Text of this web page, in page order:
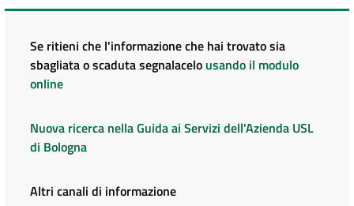
Se ritieni che l'informazione che hai trovato sia
sbagliata o scaduta segnalacelo usando il modulo
online
Nuova ricerca nella Guida ai Servizi dell'Azienda USL
di Bologna
Altri canali di informazione